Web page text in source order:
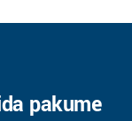
pakume